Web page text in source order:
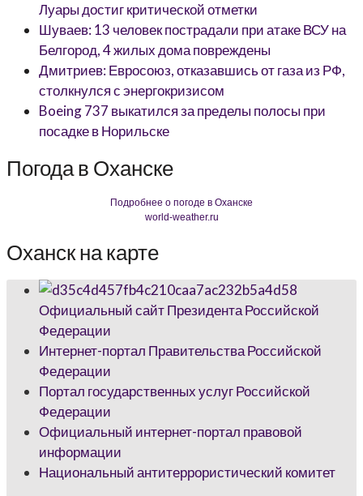
Луары достиг критической отметки
Шуваев: 13 человек пострадали при атаке ВСУ на
Белгород, 4 жилых дома повреждены
Дмитриев: Евросоюз, отказавшись от газа из РФ,
столкнулся с энергокризисом
Boeing 737 выкатился за пределы полосы при
посадке в Норильске
Погода в Оханске
Подробнее о погоде в Оханске
world-weather.ru
Оханск на карте
Официальный сайт Президента Российской
Федерации
Интернет-портал Правительства Российской
Федерации
Портал государственных услуг Российской
Федерации
Официальный интернет-портал правовой
информации
Национальный антитеррористический комитет